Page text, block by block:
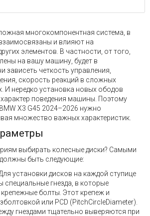
многокомпонентная система, в
и влияют на
элементов. В частности, от того,
на вашу машину, будет в
зависеть четкость управления,
скорость реакций в сложных
И нередко установка новых ободов
поведения машины. Поэтому
X3 G45 2024–2026 нужно
множество важных характеристик.
выбирать колесные диски? Самыми
быть следующие:
установки дисков на каждой ступице
специальные гнезда, в которые
болты. Этот крепеж и
или PCD (PitchCircleDiameter).
гнездами тщательно выверяются при